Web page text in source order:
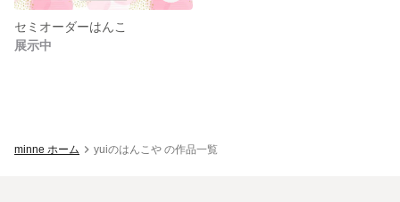
セミオーダーはんこ
展示中
minne ホーム yuiのはんこや の作品一覧